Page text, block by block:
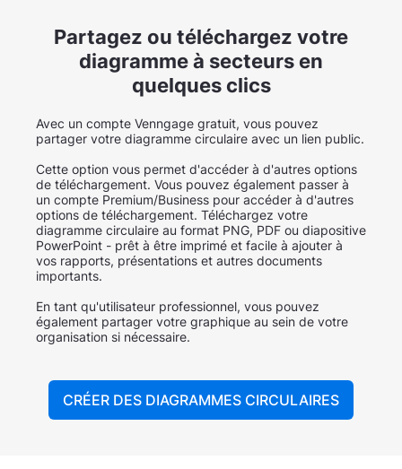
Partagez ou téléchargez votre
diagramme à secteurs en
quelques clics
Avec un compte Venngage gratuit, vous pouvez
partager votre diagramme circulaire avec un lien public.
Cette option vous permet d'accéder à d'autres options
de téléchargement. Vous pouvez également passer à
un compte Premium/Business pour accéder à d'autres
options de téléchargement. Téléchargez votre
diagramme circulaire au format PNG, PDF ou diapositive
PowerPoint - prêt à être imprimé et facile à ajouter à
vos rapports, présentations et autres documents
importants.
En tant qu'utilisateur professionnel, vous pouvez
également partager votre graphique au sein de votre
organisation si nécessaire.
CRÉER DES DIAGRAMMES CIRCULAIRES